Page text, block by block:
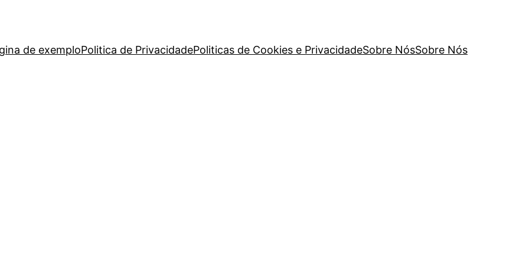
de exemploPolitica de PrivacidadePoliticas de Cookies e PrivacidadeSobre NósSobre Nós